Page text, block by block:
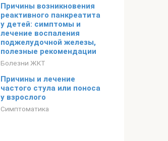
Причины возникновения
реактивного панкреатита
у детей: симптомы и
лечение воспаления
поджелудочной железы,
полезные рекомендации
Болезни ЖКТ
Причины и лечение
частого стула или поноса
у взрослого
Симптоматика